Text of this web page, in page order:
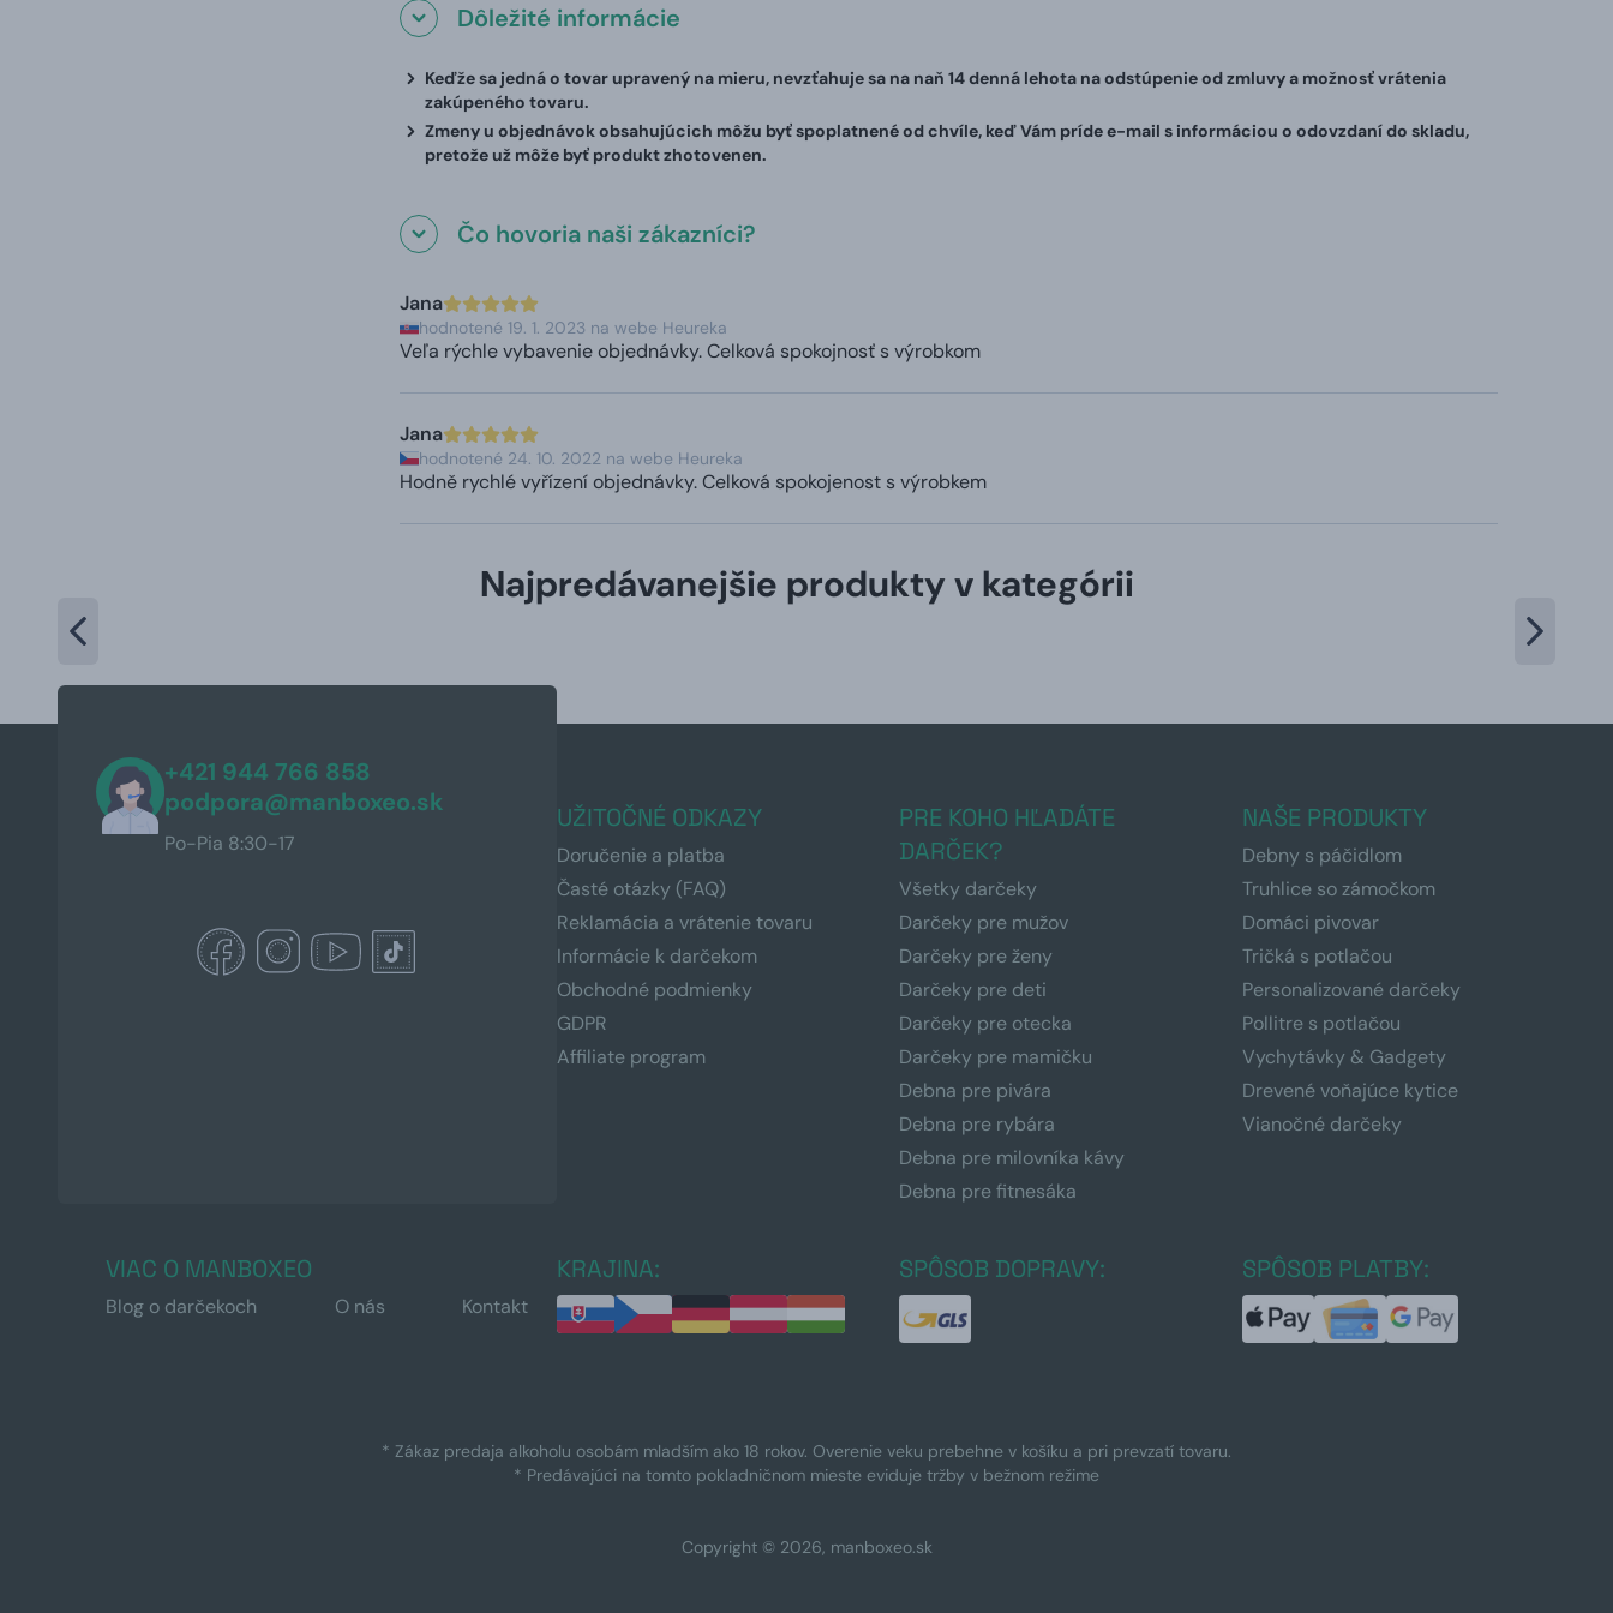
Dôležité informácie
Keďže sa jedná o tovar upravený na mieru, nevzťahuje sa na naň 14 denná lehota na odstúpenie od zmluvy a možnosť vrátenia
zakúpeného tovaru.
Zmeny u objednávok obsahujúcich môžu byť spoplatnené od chvíle, keď Vám príde e-mail s informáciou o odovzdaní do skladu,
pretože už môže byť produkt zhotovenen.
Čo hovoria naši zákazníci?
Jana
hodnotené 19. 1. 2023 na webe Heureka
Veľa rýchle vybavenie objednávky. Celková spokojnosť s výrobkom
Jana
hodnotené 24. 10. 2022 na webe Heureka
Hodně rychlé vyřízení objednávky. Celková spokojenost s výrobkem
Najpredávanejšie produkty v kategórii
+421 944 766 858
podpora@manboxeo.sk
Po-Pia 8:30-17
UŽITOČNÉ ODKAZY
Doručenie a platba
Časté otázky (FAQ)
Reklamácia a vrátenie tovaru
Informácie k darčekom
Obchodné podmienky
GDPR
Affiliate program
PRE KOHO HĽADÁTE
DARČEK?
Všetky darčeky
Darčeky pre mužov
Darčeky pre ženy
Darčeky pre deti
Darčeky pre otecka
Darčeky pre mamičku
Debna pre pivára
Debna pre rybára
Debna pre milovníka kávy
Debna pre fitnesáka
NAŠE PRODUKTY
Debny s páčidlom
Truhlice so zámočkom
Domáci pivovar
Tričká s potlačou
Personalizované darčeky
Pollitre s potlačou
Vychytávky & Gadgety
Drevené voňajúce kytice
Vianočné darčeky
VIAC O MANBOXEO
Blog o darčekoch O nás Kontakt
KRAJINA: SPÔSOB DOPRAVY: SPÔSOB PLATBY:
* Zákaz predaja alkoholu osobám mladším ako 18 rokov. Overenie veku prebehne v košíku a pri prevzatí tovaru.
* Predávajúci na tomto pokladničnom mieste eviduje tržby v bežnom režime
Copyright © 2026, manboxeo.sk